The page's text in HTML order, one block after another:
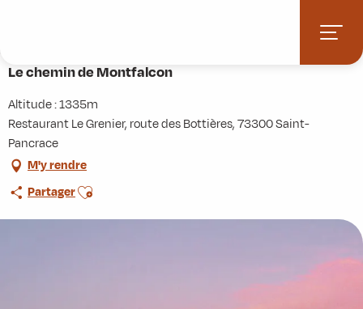
principal
Le chemin de Montfalcon
Altitude : 1335m
Restaurant Le Grenier, route des Bottières, 73300 Saint-
Pancrace
M'y rendre
PartagerAjouter aux favoris